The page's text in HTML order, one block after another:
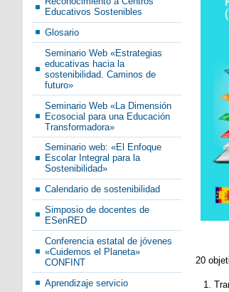
Educativos Sostenibles
Glosario
Seminario Web «Estrategias
educativas hacia la
sostenibilidad. Caminos de
futuro»
Seminario Web «La Dimensión
Ecosocial para una Educación
Transformadora»
Seminario web: «El Enfoque
Escolar Integral para la
Sostenibilidad»
Calendario de sostenibilidad
Simposio de docentes de
ESenRED
Conferencia estatal de jóvenes
«Cuidemos el Planeta»
CONFINT
Aprendizaje servicio
20